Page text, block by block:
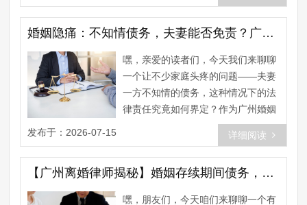
婚姻隐痛：不知情债务，夫妻能否免责？广州婚姻律师揭秘！
嘿，亲爱的读者们，今天我们来聊聊
一个让不少家庭头疼的问题——夫妻
一方不知情的债务，这种情况下的法
律责任究竟如何界定？作为广州婚姻
律师，我可是见过不少这样的案
发布于：2026-07-15 详细阅读
【广州离婚律师揭秘】婚姻存续期间债务，离婚时如何界定？
嘿，朋友们，今天咱们来聊聊一个有